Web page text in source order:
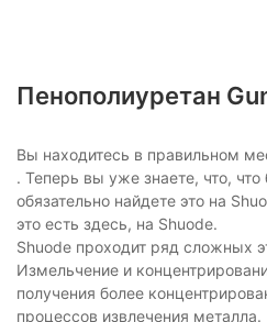
Пенополиуретан
Вы находитесь в правильном
. Теперь вы уже знаете, что,
обязательно найдете это на
это есть здесь, на Shuode.
Shuode проходит ряд сложных
Измельчение и
получения более
процессов извлечения металла.